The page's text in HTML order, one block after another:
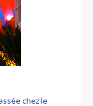
chez le